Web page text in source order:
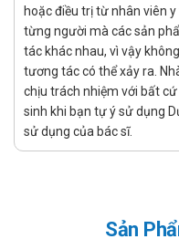
Hạn chế quên liều
dụng sản phẩm.
Nếu đã quên liều
dụng gộp những liều
Chống chỉ định
Quá mẫn với một trong
Cường cận giáp, quá
hoặc điều trị từ nhân viên
từng người mà các sản
tác khác nhau, vì vậy
tương tác có thể xảy ra.
chịu trách nhiệm với bất
sinh khi bạn tự ý sử dụng
sử dụng của bác sĩ.
Sản